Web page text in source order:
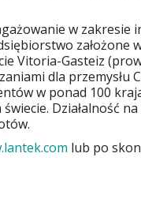
w zakresie
założone
Vitoria-Gasteiz
dla przemysłu
w ponad 100
Działalność
lub po